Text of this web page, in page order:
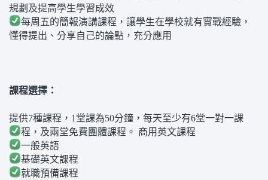
規劃及提高學生學習成效
每周五的簡報演講課程，讓學生在學校就有實戰經驗，
懂得提出、分享自己的論點，充分應用
課程選擇：
提供7種課程，1堂課為50分鐘，每天至少有6堂一對一課
程，及兩堂免費團體課程。 商用英文課程
一般英語
基礎英文課程
就職預備課程